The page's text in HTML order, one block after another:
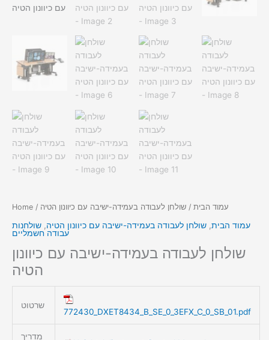
Home / עמוד הבית / שולחן לעבודה בעמידה-ישיבה עם כיוונון הטיה
עמוד הבית, שולחן לעבודה בעמידה-ישיבה עם כיוונון הטיה, שולחנות
עבודה חשמליים
שולחן לעבודה בעמידה-ישיבה עם כיוונון
הטיה
שרטוט
772430_DXET8434_B_SE_0_3EFX_C_0_SB_01.pdf
מדריך